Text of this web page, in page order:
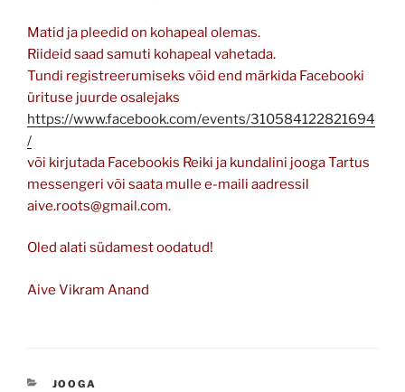
Matid ja pleedid on kohapeal olemas.
Riideid saad samuti kohapeal vahetada.
Tundi registreerumiseks võid end märkida Facebooki
ürituse juurde osalejaks
https://www.facebook.com/events/310584122821694
/
või kirjutada Facebookis Reiki ja kundalini jooga Tartus
messengeri või saata mulle e-maili aadressil
aive.roots@gmail.com.
Oled alati südamest oodatud!
Aive Vikram Anand
CATEGORIES
JOOGA